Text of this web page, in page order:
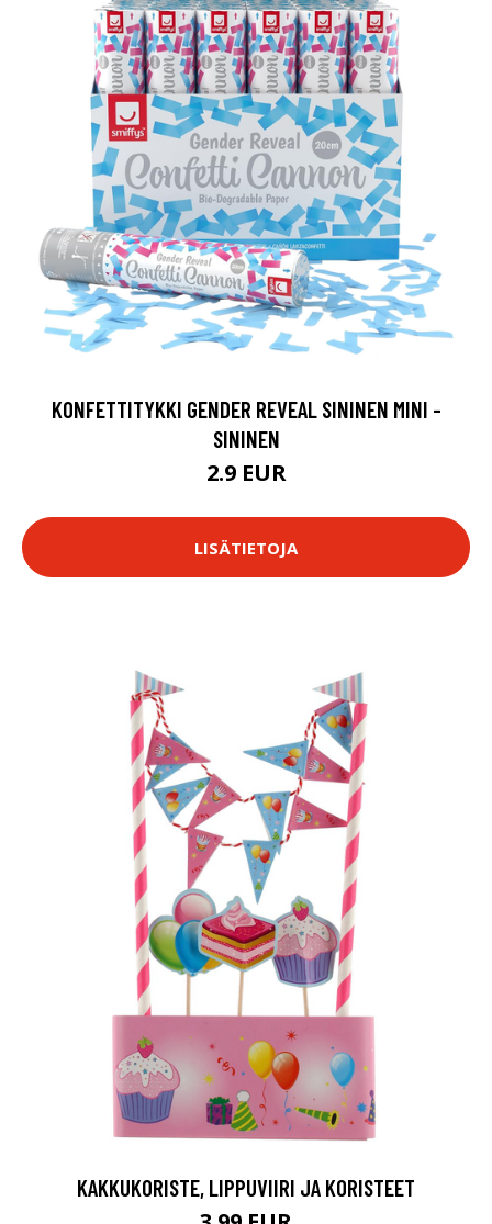
KONFETTITYKKI GENDER REVEAL SININEN MINI -
SININEN
2.9 EUR
LISÄTIETOJA
KAKKUKORISTE, LIPPUVIIRI JA KORISTEET